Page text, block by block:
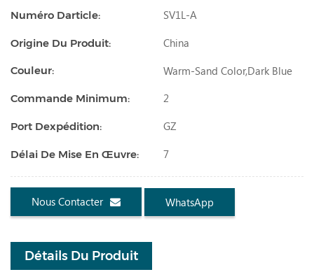
Numéro Darticle: SV1L-A
Origine Du Produit: China
Couleur: Warm-Sand Color,dark Blue
Commande Minimum: 2
Port Dexpédition: GZ
Délai De Mise En Œuvre: 7
Nous Contacter WhatsApp
Détails Du Produit